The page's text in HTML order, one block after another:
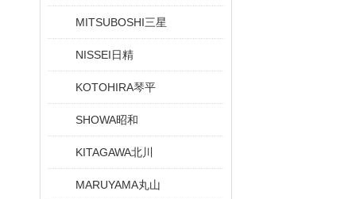
MITSUBOSHI三星
NISSEI日精
KOTOHIRA琴平
SHOWA昭和
KITAGAWA北川
MARUYAMA丸山